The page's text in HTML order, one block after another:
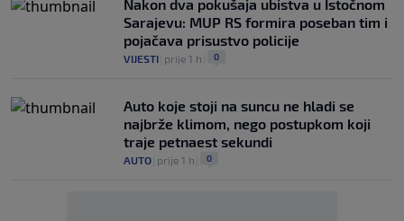
Nakon dva pokušaja ubistva u Istočnom
Sarajevu: MUP RS formira poseban tim i
pojačava prisustvo policije
VIJESTI prije 1 h 0
Auto koje stoji na suncu ne hladi se
najbrže klimom, nego postupkom koji
traje petnaest sekundi
AUTO prije 1 h 0